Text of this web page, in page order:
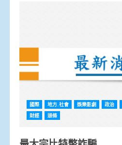
國際 地方.社會 娛樂影劇 政治
財經
頭條